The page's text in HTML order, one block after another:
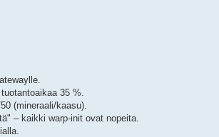
35 %.
(mineraali/kaasu).
– kaikki warp-init ovat nopeita.